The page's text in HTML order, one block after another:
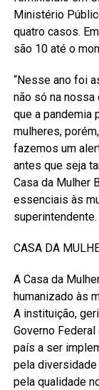
Ministério
quatro casos.
são 10 até o
“Nesse ano foi
não só na nossa
que a pandemia
mulheres,
fazemos um
antes que seja
Casa da Mulher
essenciais às
superintendente.
CASA DA
A Casa da
humanizado às
A instituição,
Governo
país a ser
pela
pela qualidade